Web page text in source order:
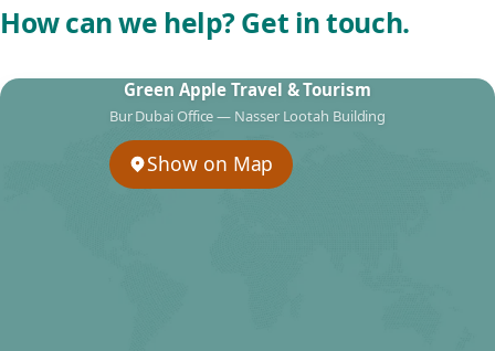
How can we help? Get in touch.
Green Apple Travel & Tourism
Bur Dubai Office — Nasser Lootah Building
Show on Map